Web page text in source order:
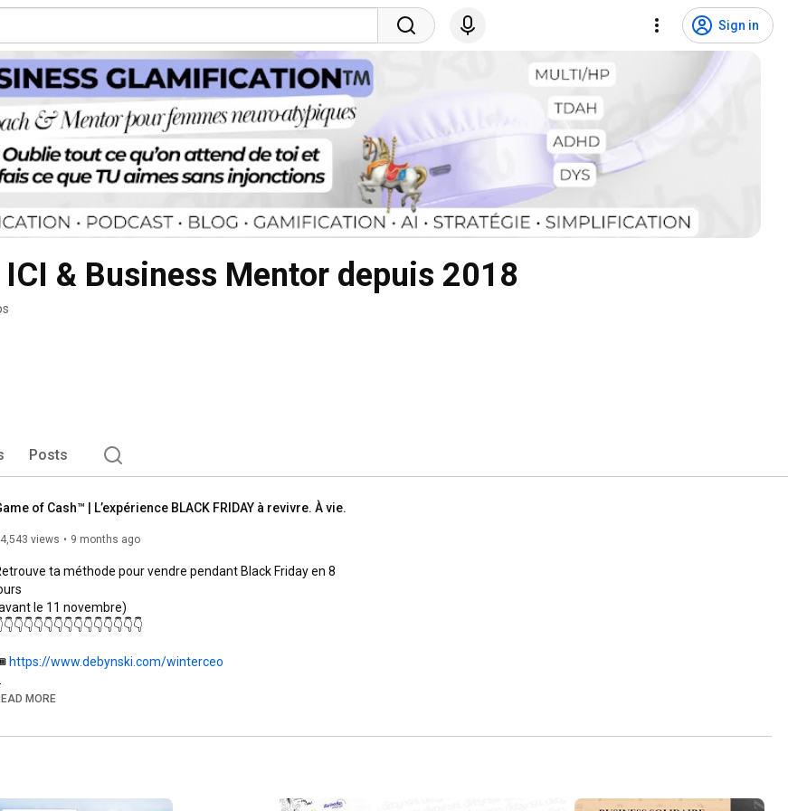
Sign in
ICI & Business Mentor depuis 2018
Posts
of Cash™ | L’expérience BLACK FRIDAY à revivre. À vie.
views 9 months ago
ta méthode pour vendre pendant Black Friday en 8
le 11 novembre)
https://www.debynski.com/winterceo
guerre est finie.
panique, sans surcharge, et sans te brader.
MORE